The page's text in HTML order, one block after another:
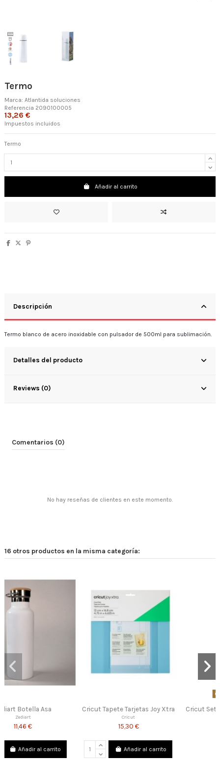
Termo
Marca: Atlantida soluciones
Referencia 2090100005
13,26 €
Impuestos incluidos
Termo
Añadir al carrito
Descripción
Termo blanco de acero inoxidable con pulsador de 500ml para sublimación.
Detalles del producto
Reviews (0)
Comentarios (0)
No hay reseñas de clientes en este momento.
16 otros productos en la misma categoría:
Joy Xtra
al carrito
Cricut Set Rotuladores Infusifle
View
Portabotas